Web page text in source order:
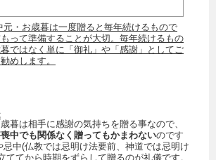
・お歳暮は一度贈ると毎年続けるもので
って準備することが大切。毎年続けるもの
ではなく単に「御礼」や「感謝」としてご
めします。
暮は相手に感謝の気持ちを贈る事なので、
喪中でも関係なく贈ってもかまわないのです
中(仏教では忌明け法要前、神道では忌明け
ててから時期をずらして贈るのが礼儀です。